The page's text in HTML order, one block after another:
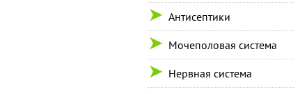
Антисептики
Мочеполовая система
Нервная система